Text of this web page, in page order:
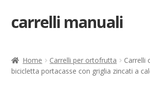
Vai
alla
Vai
al
carrelli manuali
Carrello
Home Carrelli per ortofrutta
Carrelli
bicicletta portacasse con griglia zincati a